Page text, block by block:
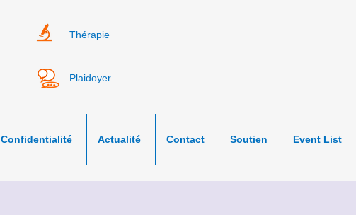
Thérapie
Plaidoyer
Confidentialité Actualité Contact Soutien Event List